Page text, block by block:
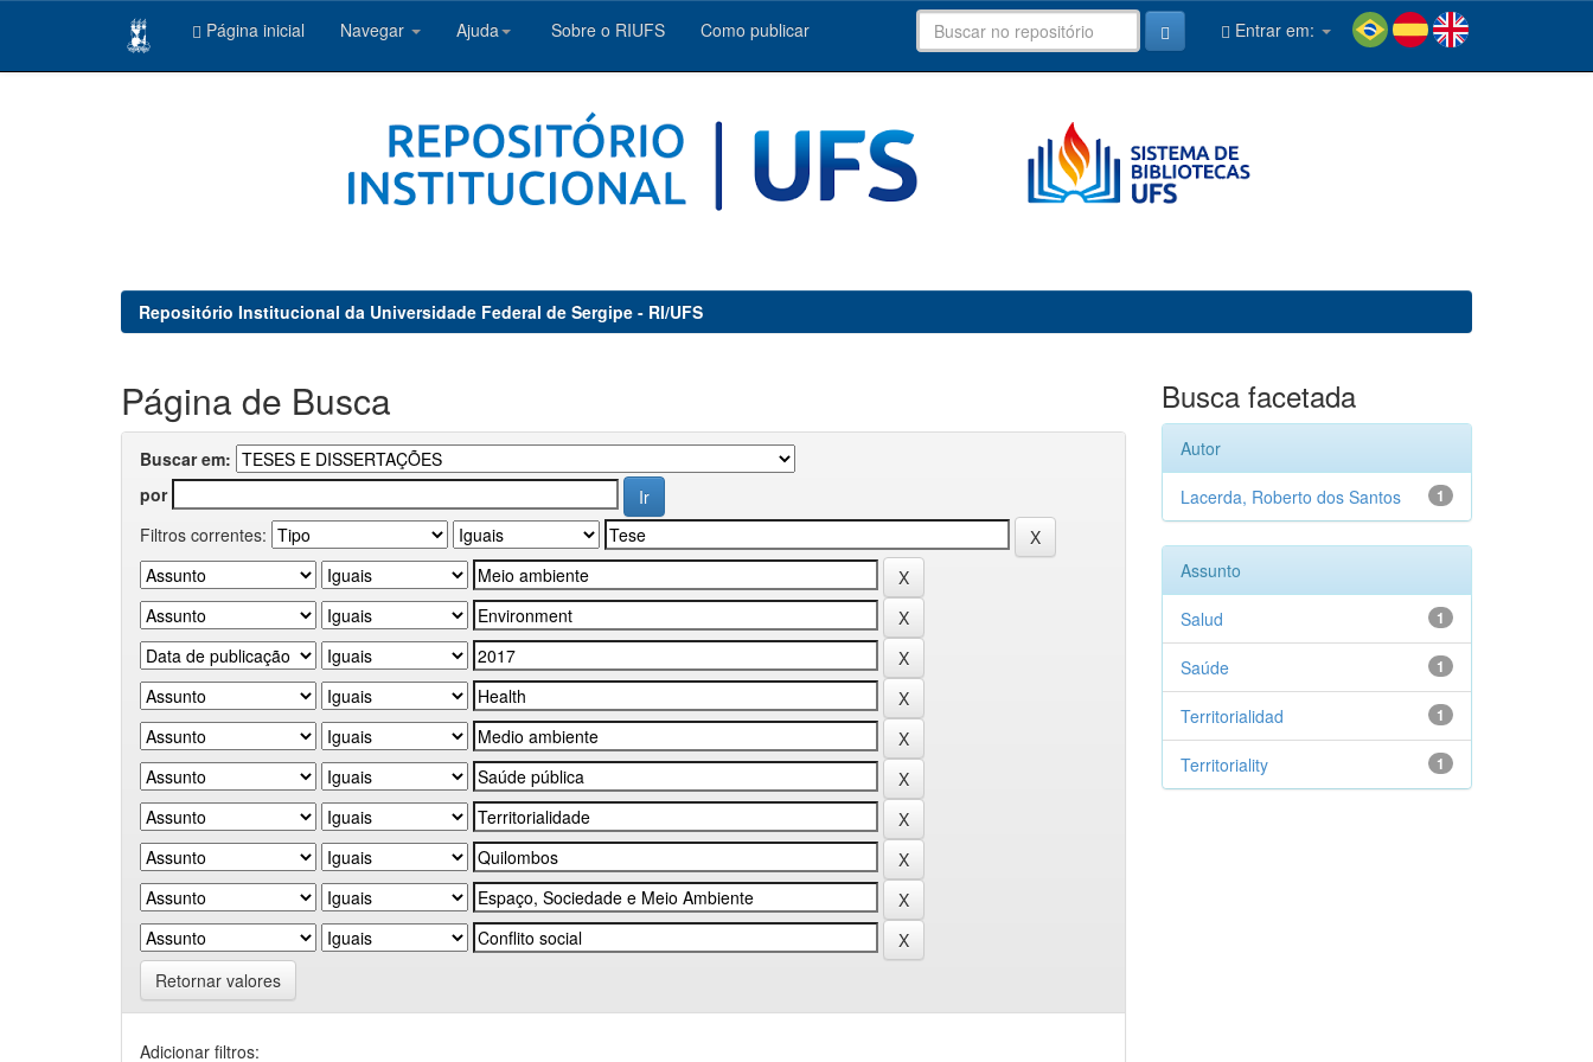
Página inicial Navegar Ajuda Sobre o RIUFS Como publicar Entrar em:
Repositório Institucional da Universidade Federal de Sergipe - RI/UFS
Página de Busca
Buscar em:
por
Filtros correntes:
Retornar valores
Adicionar filtros:
Busca facetada
Autor
1
Lacerda, Roberto dos Santos
Assunto
1
Salud
1
Saúde
1
Territorialidad
1
Territoriality